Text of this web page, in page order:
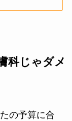
科じゃダメ
の予算に合